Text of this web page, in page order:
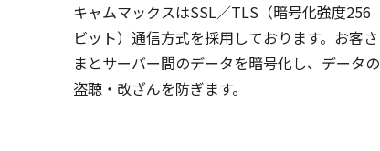
キャムマックスはSSL／TLS（暗号化強度256
ビット）通信方式を採用しております。お客さ
まとサーバー間のデータを暗号化し、データの
盗聴・改ざんを防ぎます。